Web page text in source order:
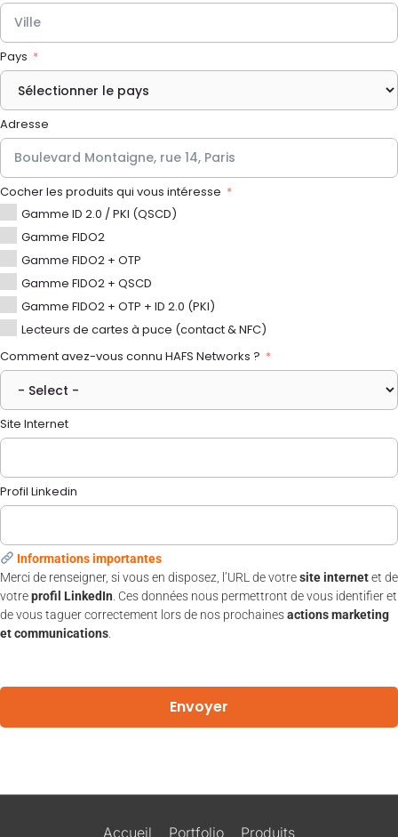
Pays
Adresse
Cocher les produits qui vous intéresse
Gamme ID 2.0 / PKI (QSCD)
Gamme FIDO2
Gamme FIDO2 + OTP
Gamme FIDO2 + QSCD
Gamme FIDO2 + OTP + ID 2.0 (PKI)
Lecteurs de cartes à puce (contact & NFC)
Comment avez-vous connu HAFS Networks ?
Site Internet
Profil Linkedin
Informations importantes
Merci de renseigner, si vous en disposez, l’URL de votresite internetet de
votreprofil LinkedIn . Ces données nous permettront de vous identifier et
de vous taguer correctement lors de nos prochainesactions marketing
et communications
Envoyer
Accueil Portfolio Produits